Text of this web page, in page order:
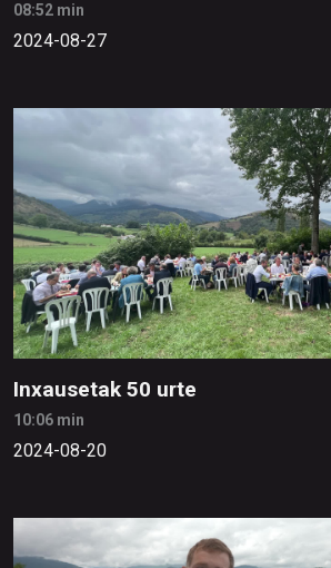
08:52 min
2024-08-27
Inxausetak 50 urte
10:06 min
2024-08-20